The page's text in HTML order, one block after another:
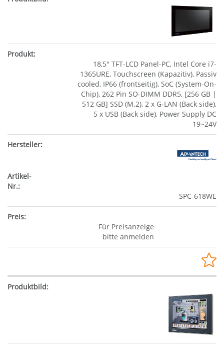
18,5" TFT-LCD Panel-PC, Intel Core i7-
1365URE, Touchscreen (Kapazitiv), Passiv
cooled, IP66 (frontseitig), SoC (System-On-
Chip), 262 Pin SO-DIMM DDR5, [256 GB |
512 GB] SSD (M.2), 2 x G-LAN (Back side),
5 x USB (Back side), Power Supply DC
19~24V
SPC-618WE
Für Preisanzeige
bitte anmelden